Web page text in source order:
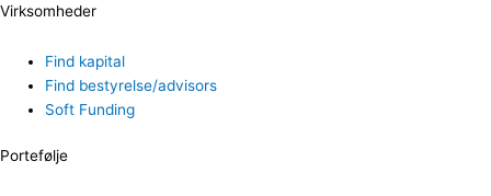
Virksomheder
Find kapital
Find bestyrelse/advisors
Soft Funding
Portefølje